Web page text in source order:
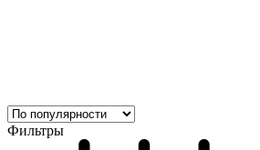
Фильтры